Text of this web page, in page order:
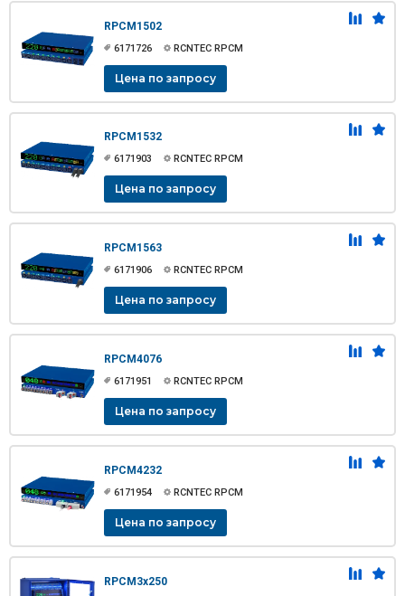
RPCM1502
6171726 RCNTEC RPCM
Цена по запросу
RPCM1532
6171903 RCNTEC RPCM
Цена по запросу
RPCM1563
6171906 RCNTEC RPCM
Цена по запросу
RPCM4076
6171951 RCNTEC RPCM
Цена по запросу
RPCM4232
6171954 RCNTEC RPCM
Цена по запросу
RPCM3x250